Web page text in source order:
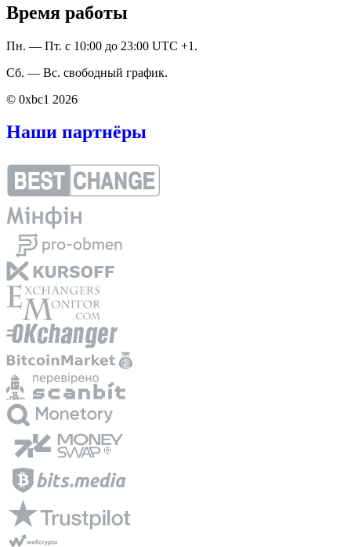
Время работы
Пн. — Пт. с 10:00 до 23:00 UTC +1.
Сб. — Вс. свободный график.
© 0xbc1 2026
Наши партнёры